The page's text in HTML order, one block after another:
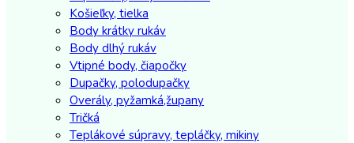
Košieľky, tielka
Body krátky rukáv
Body dlhý rukáv
Vtipné body, čiapočky
Dupačky, polodupačky
Overály, pyžamká,župany
Tričká
Teplákové súpravy, tepláčky, mikiny